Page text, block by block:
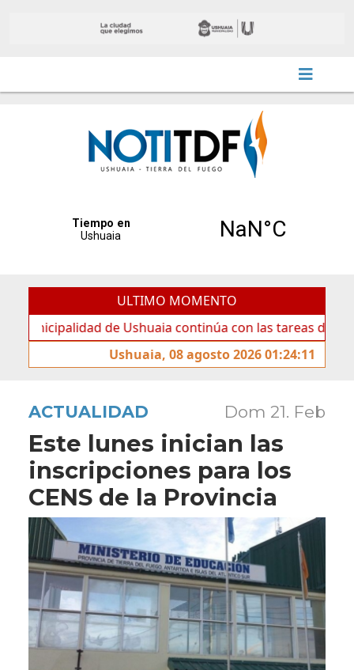
ULTIMO MOMENTO
de Ushuaia continúa con las tareas de
Ushuaia, 08 agosto 2026 01:24:11
ACTUALIDAD Dom 21. Feb
Este lunes inician las
inscripciones para los
CENS de la Provincia